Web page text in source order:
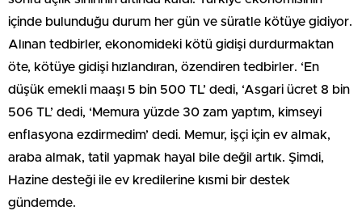
içinde bulunduğu durum her gün ve süratle kötüye gidiyor.
Alınan tedbirler, ekonomideki kötü gidişi durdurmaktan
öte, kötüye gidişi hızlandıran, özendiren tedbirler. ‘En
düşük emekli maaşı 5 bin 500 TL’ dedi, ‘Asgari ücret 8 bin
506 TL’ dedi, ‘Memura yüzde 30 zam yaptım, kimseyi
enflasyona ezdirmedim’ dedi. Memur, işçi için ev almak,
araba almak, tatil yapmak hayal bile değil artık. Şimdi,
Hazine desteği ile ev kredilerine kısmi bir destek
gündemde.